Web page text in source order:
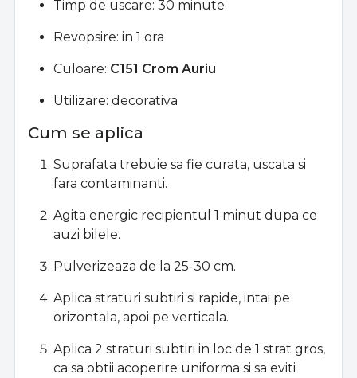
Timp de uscare: 30 minute
Revopsire: in 1 ora
Culoare: C151 Crom Auriu
Utilizare: decorativa
Cum se aplica
Suprafata trebuie sa fie curata, uscata si
fara contaminanti.
Agita energic recipientul 1 minut dupa ce
auzi bilele.
Pulverizeaza de la 25-30 cm.
Aplica straturi subtiri si rapide, intai pe
orizontala, apoi pe verticala.
Aplica 2 straturi subtiri in loc de 1 strat gros,
ca sa obtii acoperire uniforma si sa eviti